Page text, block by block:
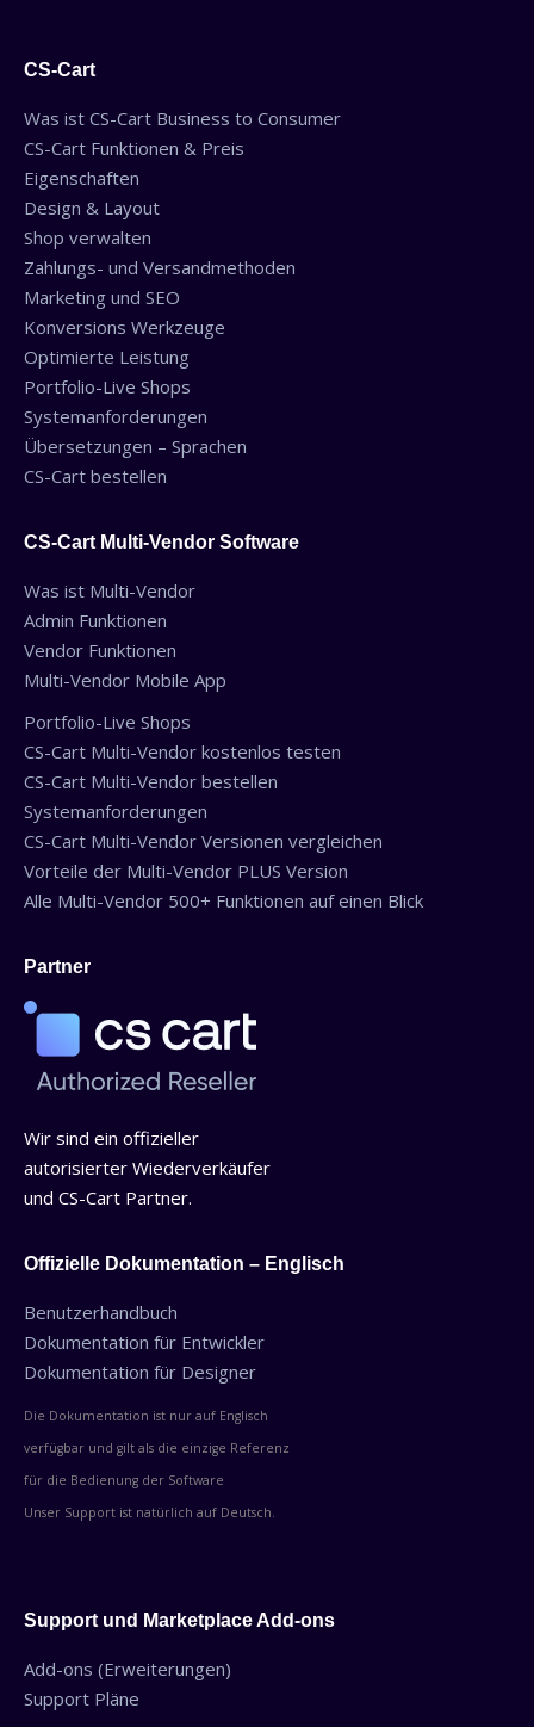
CS-Cart
Was ist CS-Cart Business to Consumer
CS-Cart Funktionen & Preis
Eigenschaften
Design & Layout
Shop verwalten
Zahlungs- und Versandmethoden
Marketing und SEO
Konversions Werkzeuge
Optimierte Leistung
Portfolio-Live Shops
Systemanforderungen
Übersetzungen – Sprachen
CS-Cart bestellen
CS-Cart Multi-Vendor Software
Was ist Multi-Vendor
Admin Funktionen
Vendor Funktionen
Multi-Vendor Mobile App
Portfolio-Live Shops
CS-Cart Multi-Vendor kostenlos testen
CS-Cart Multi-Vendor bestellen
Systemanforderungen
CS-Cart Multi-Vendor Versionen vergleichen
Vorteile der Multi-Vendor PLUS Version
Alle Multi-Vendor 500+ Funktionen auf einen Blick
Partner
Wir sind ein offizieller
autorisierter Wiederverkäufer
und CS-Cart Partner.
Offizielle Dokumentation – Englisch
Benutzerhandbuch
Dokumentation für Entwickler
Dokumentation für Designer
Die Dokumentation ist nur auf Englisch
verfügbar und gilt als die einzige Referenz
für die Bedienung der Software
Unser Support ist natürlich auf Deutsch.
Support und Marketplace Add-ons
Add-ons (Erweiterungen)
Support Pläne